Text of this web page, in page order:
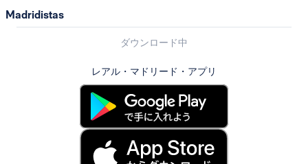
Madridistas
ダウンロード中
レアル・マドリード・アプリ